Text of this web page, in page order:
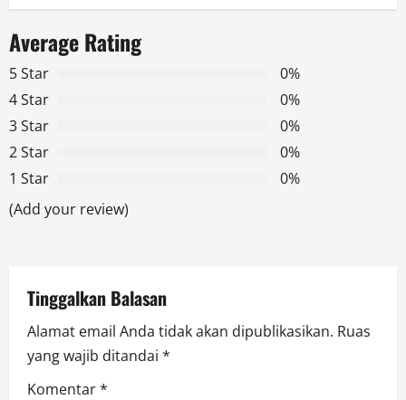
a
v
i
g
a
t
o
n
Average Rating
5 Star
0%
4 Star
0%
3 Star
0%
2 Star
0%
1 Star
0%
(Add your review)
Tinggalkan Balasan
Alamat email Anda tidak akan dipublikasikan. Ruas
yang wajib ditandai *
Komentar*